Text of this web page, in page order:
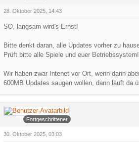
28. Oktober 2025, 14:43
SO, langsam wird's Ernst!
Bitte denkt daran, alle Updates vorher zu
Prüft bitte alle Spiele und euer Betriebssystem!
Wir haben zwar Intenet vor Ort, wenn dann
600MB Updates saugen wollen, dann läuft da
Arowa
Fortgeschrittener
30. Oktober 2025, 03:03